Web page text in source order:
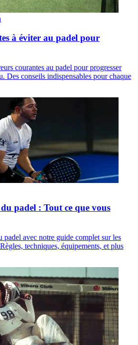
à éviter au padel pour
courantes au padel pour progresser
Des conseils indispensables pour chaque
padel : Tout ce que vous
padel avec notre guide complet sur les
techniques, équipements, et plus